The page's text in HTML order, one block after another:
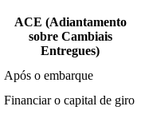
ACE (Adiantamento
sobre Cambiais
Entregues)
Após o embarque
Financiar o capital de giro